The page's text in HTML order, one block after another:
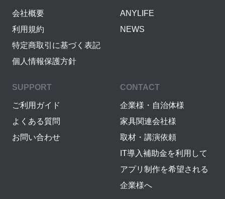
会社概要
利用規約
特定商取引に基づく表記
個人情報保護方針
ANYLIFE
NEWS
SUPPORT
ご利用ガイド
よくある質問
お問い合わせ
CONTACT
企業様・自治体様
家具関連会社様
取材・講演依頼
IT導入補助金を利用して
アプリ制作を希望される
企業様へ